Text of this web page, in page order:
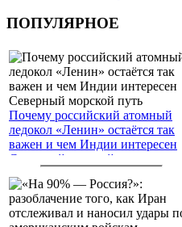
ПОПУЛЯРНОЕ
Почему российский атомный
ледокол «Ленин» остаётся так
важен и чем Индии интересен
Северный морской путь